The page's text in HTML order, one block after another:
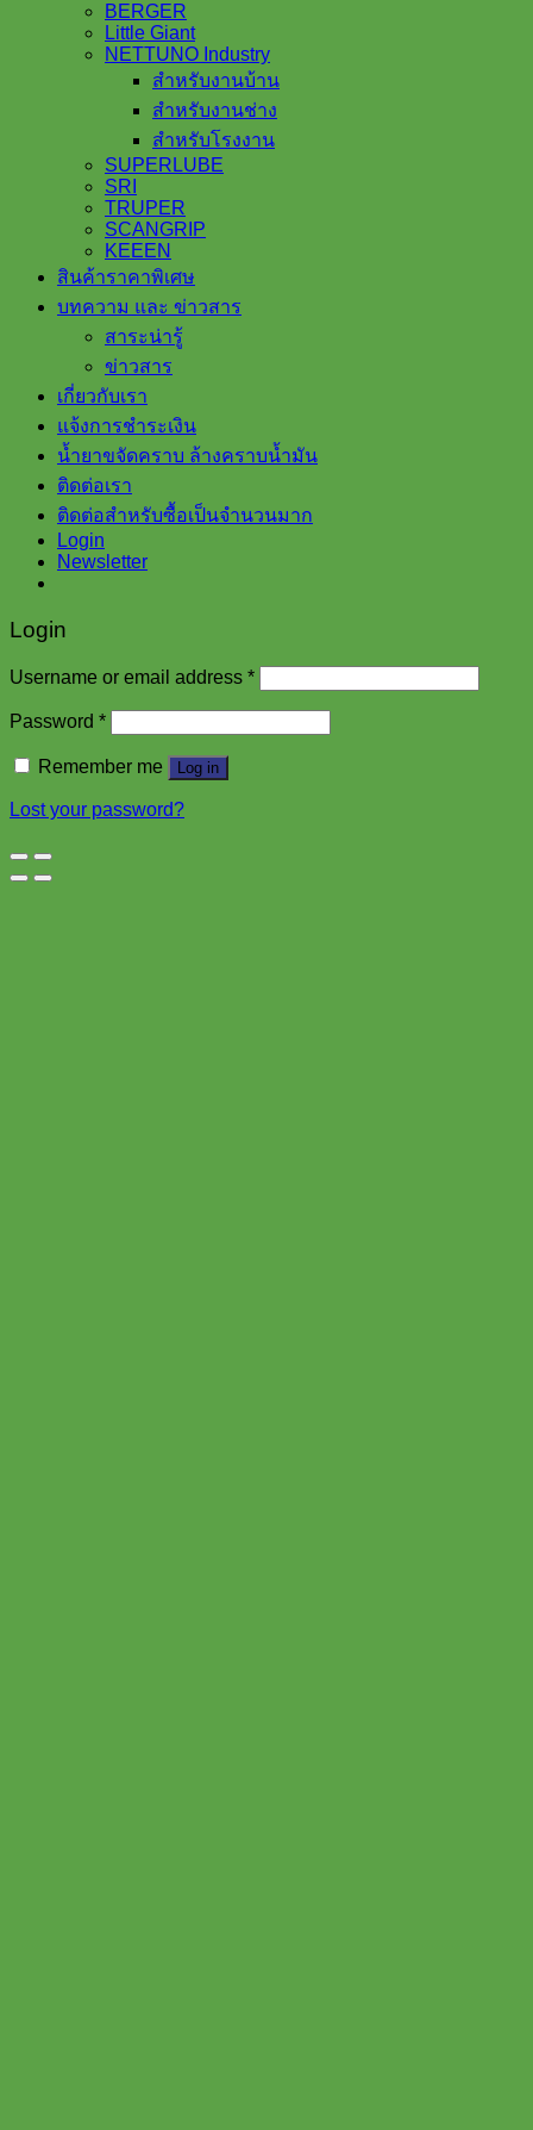
BERGER
Little Giant
NETTUNO Industry
สำหรับงานบ้าน
สำหรับงานช่าง
สำหรับโรงงาน
SUPERLUBE
SRI
TRUPER
SCANGRIP
KEEEN
สินค้าราคาพิเศษ
บทความ และ ข่าวสาร
สาระน่ารู้
ข่าวสาร
เกี่ยวกับเรา
แจ้งการชำระเงิน
น้ำยาขจัดคราบ ล้างคราบน้ำมัน
ติดต่อเรา
ติดต่อสำหรับซื้อเป็นจำนวนมาก
Login
Newsletter
Login
Username or email address *
Password *
Remember me Log in
Lost your password?